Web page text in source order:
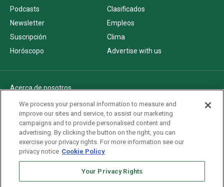
Podcasts
Clasificados
Newsletter
Empleos
Suscripción
Clima
Horóscopo
Advertise with us
Acerca de nosotros
Politica de privacidad
Pautas Editoriales
AdChoices
Advertise with us
Newsletters
We process your personal information to measure and
improve our sites and service, to assist our marketing
campaigns and to provide personalised content and
advertising. By clicking the button on the right, you can
exercise your privacy rights. For more information see our
privacy notice Cookie Policy
Your Privacy Rights